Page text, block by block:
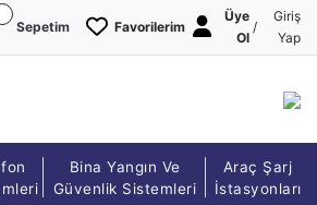
Sepetim Favorilerim
Üye
Ol
/
Giriş
Yap
Bina Yangın Ve
Güvenlik Sistemleri
Araç Şarj
İstasyonları